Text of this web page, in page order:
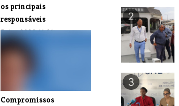
os principais
responsáveis
5 dez 2023 11:31
​Compromissos
2
3